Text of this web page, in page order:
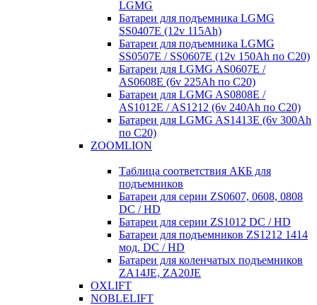
LGMG
Батареи для подъемника LGMG
SS0407E (12v 115Ah)
Батареи для подъемника LGMG
SS0507E / SS0607E (12v 150Ah по С20)
Батареи для LGMG AS0607E /
AS0608E (6v 225Ah по С20)
Батареи для LGMG AS0808E /
AS1012E / AS1212 (6v 240Ah по С20)
Батареи для LGMG AS1413E (6v 300Ah
по С20)
ZOOMLION
Таблица соответствия АКБ для
подъемников
Батареи для серии ZS0607, 0608, 0808
DC / HD
Батареи для серии ZS1012 DC / HD
Батареи для подъемников ZS1212 1414
мод. DC / HD
Батареи для коленчатых подъемников
ZA14JE, ZA20JE
OXLIFT
NOBLELIFT